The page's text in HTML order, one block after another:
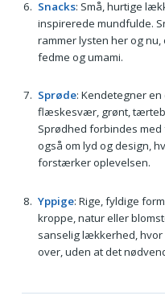
Snacks: Små, hurtige
inspirerede mundfulde.
rammer lysten her og
fedme og umami.
Sprøde: Kendetegner
flæskesvær, grønt,
Sprødhed forbindes
også om lyd og design,
forstærker oplevelsen.
Yppige: Rige, fyldige
kroppe, natur eller
sanselig lækkerhed,
over, uden at det